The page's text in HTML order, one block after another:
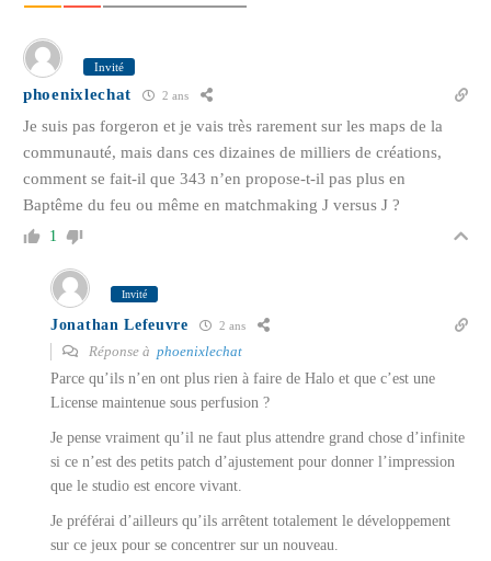
Invité
phoenixlechat 2 ans
Je suis pas forgeron et je vais très rarement sur les maps de la
communauté, mais dans ces dizaines de milliers de créations,
comment se fait-il que 343 n’en propose-t-il pas plus en
Baptême du feu ou même en matchmaking J versus J ?
1
Invité
Jonathan Lefeuvre 2 ans
Réponse à phoenixlechat
Parce qu’ils n’en ont plus rien à faire de Halo et que c’est une
License maintenue sous perfusion ?
Je pense vraiment qu’il ne faut plus attendre grand chose d’infinite
si ce n’est des petits patch d’ajustement pour donner l’impression
que le studio est encore vivant.
Je préférai d’ailleurs qu’ils arrêtent totalement le développement
sur ce jeux pour se concentrer sur un nouveau.